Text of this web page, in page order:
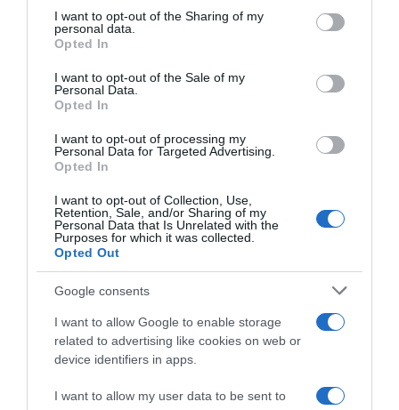
not limited to your visit or usage behaviour. You may click to
grant or deny consent to Google and its third-party tags to
use your data for below specified purposes in below Google
consent section.
I want to opt-out of the Sharing of my
personal data.
Opted In
I want to opt-out of the Sale of my
Personal Data.
Opted In
I want to opt-out of processing my
Personal Data for Targeted Advertising.
Opted In
I want to opt-out of Collection, Use,
Retention, Sale, and/or Sharing of my
Personal Data that Is Unrelated with the
Purposes for which it was collected.
Opted Out
Google consents
I want to allow Google to enable storage
related to advertising like cookies on web or
device identifiers in apps.
I want to allow my user data to be sent to
Ami a lényeg, hogy semmiképpen nem szabad
önmagadat hibáztatnod. Hidd el, Te nem tettél semmi
olyat, ami miatt még válaszra sem vagy méltó.
Ez is érdekelhet! -
Megosztás: Facebook Twitter
Címkék: párkapcsolat
veszélyes randi trendek,R-bombing
Következő bejegyzés